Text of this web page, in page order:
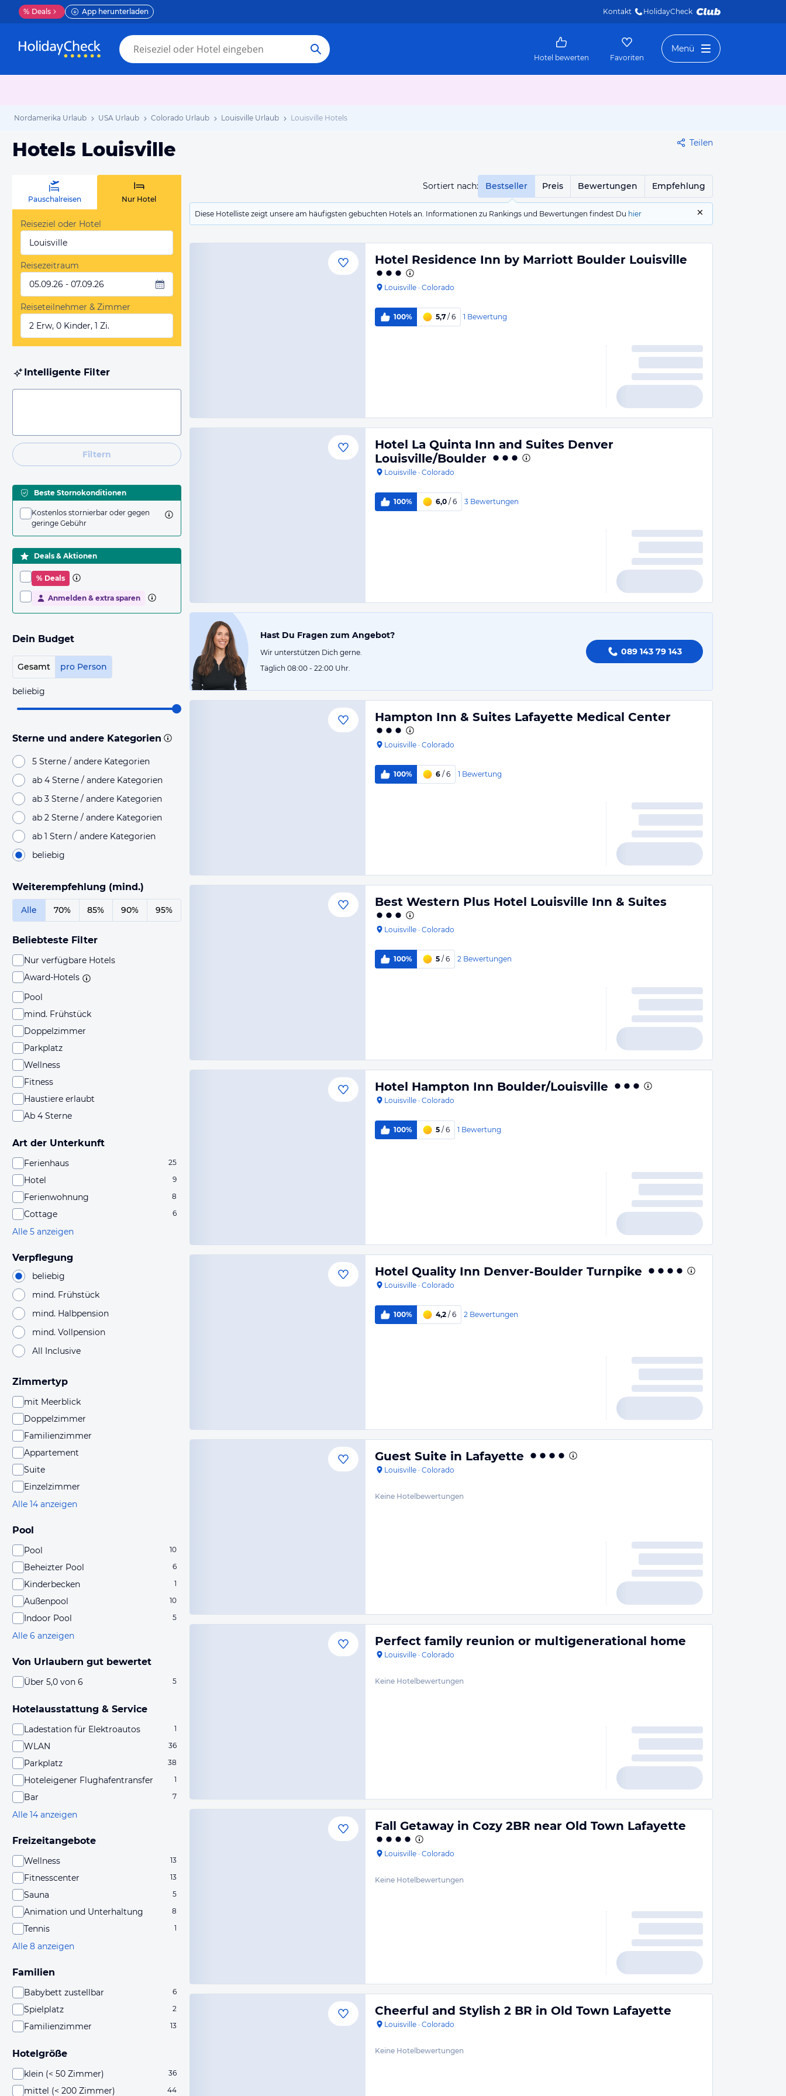
% Deals App herunterladen Kontakt HolidayCheck
Hotel bewerten Favoriten
Menü
Nordamerika Urlaub USA Urlaub Colorado Urlaub Louisville Urlaub Louisville Hotels
Hotels Louisville Teilen
Sortiert nach: Bestseller Preis Bewertungen Empfehlung
Diese Hotelliste zeigt unsere am häufigsten gebuchten Hotels an. Informationen zu Rankings und Bewertungen findest Du hier
Pauschalreisen Nur Hotel
Reiseziel oder Hotel
Louisville
Reisezeitraum
05.09.26 - 07.09.26
Reiseteilnehmer & Zimmer
2 Erw, 0 Kinder, 1 Zi.
Intelligente Filter
Filtern
Beste Stornokonditionen
Kostenlos stornierbar oder gegen
geringe Gebühr
Deals & Aktionen
% Deals
Anmelden & extra sparen
Dein Budget
Gesamt pro Person
beliebig
Sterne und andere Kategorien
5 Sterne / andere Kategorien
ab 4 Sterne / andere Kategorien
ab 3 Sterne / andere Kategorien
ab 2 Sterne / andere Kategorien
ab 1 Stern / andere Kategorien
beliebig
Weiterempfehlung (mind.)
Alle 70% 85% 90% 95%
Beliebteste Filter
Nur verfügbare Hotels
Award-Hotels
Pool
mind. Frühstück
Doppelzimmer
Parkplatz
Wellness
Fitness
Haustiere erlaubt
Ab 4 Sterne
Art der Unterkunft
Ferienhaus 25
Hotel 9
Ferienwohnung 8
Cottage 6
Alle 5 anzeigen
Verpflegung
beliebig
mind. Frühstück
mind. Halbpension
mind. Vollpension
All Inclusive
Zimmertyp
mit Meerblick
Doppelzimmer
Familienzimmer
Appartement
Suite
Einzelzimmer
Alle 14 anzeigen
Pool
Pool 10
Beheizter Pool 6
Kinderbecken 1
Außenpool 10
Indoor Pool 5
Alle 6 anzeigen
Von Urlaubern gut bewertet
Über 5,0 von 6 5
Hotelausstattung & Service
Ladestation für Elektroautos 1
WLAN 36
Parkplatz 38
Hoteleigener Flughafentransfer 1
Bar 7
Alle 14 anzeigen
Freizeitangebote
Wellness 13
Fitnesscenter 13
Sauna 5
Animation und Unterhaltung 8
Tennis 1
Alle 8 anzeigen
Familien
Babybett zustellbar 6
Spielplatz 2
Familienzimmer 13
Hotelgröße
klein (< 50 Zimmer) 36
mittel (< 200 Zimmer) 44
Hotel Residence Inn by Marriott Boulder Louisville
Louisville · Colorado
100% 5,7 / 6 1 Bewertung
Hotel La Quinta Inn and Suites Denver
Louisville/Boulder
Louisville · Colorado
100% 6,0 / 6 3 Bewertungen
Hast Du Fragen zum Angebot?
Wir unterstützen Dich gerne.
Täglich 08:00 - 22:00 Uhr.
089 143 79 143
Hampton Inn & Suites Lafayette Medical Center
Louisville · Colorado
100% 6 / 6 1 Bewertung
Best Western Plus Hotel Louisville Inn & Suites
Louisville · Colorado
100% 5 / 6 2 Bewertungen
Hotel Hampton Inn Boulder/Louisville
Louisville · Colorado
100% 5 / 6 1 Bewertung
Hotel Quality Inn Denver-Boulder Turnpike
Louisville · Colorado
100% 4,2 / 6 2 Bewertungen
Guest Suite in Lafayette
Louisville · Colorado
Keine Hotelbewertungen
Perfect family reunion or multigenerational home
Louisville · Colorado
Keine Hotelbewertungen
Fall Getaway in Cozy 2BR near Old Town Lafayette
Louisville · Colorado
Keine Hotelbewertungen
Cheerful and Stylish 2 BR in Old Town Lafayette
Louisville · Colorado
Keine Hotelbewertungen